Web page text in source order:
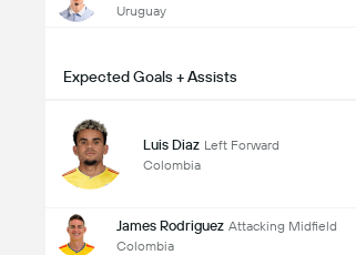
Uruguay
Expected Goals + Assists
Luis Diaz Left Forward
Colombia
James Rodriguez Attacking Midfield
Colombia